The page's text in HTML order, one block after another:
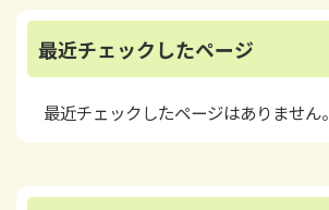
最近チェックしたページ
最近チェックしたページはありません。